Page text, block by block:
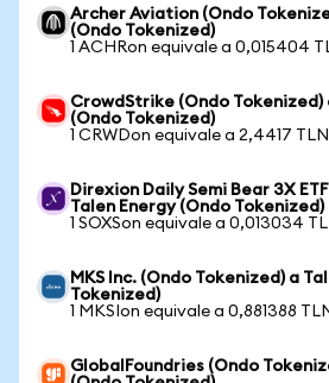
Archer Aviation (Ondo
(Ondo Tokenized)
1 ACHRon equivale a 0,015404
CrowdStrike (Ondo Tokenized)
(Ondo Tokenized)
1 CRWDon equivale a 2,4417
Direxion Daily Semi Bear 3X
Talen Energy (Ondo Tokenized)
1 SOXSon equivale a 0,013034
MKS Inc. (Ondo Tokenized) a
Tokenized)
1 MKSIon equivale a 0,881388
GlobalFoundries (Ondo